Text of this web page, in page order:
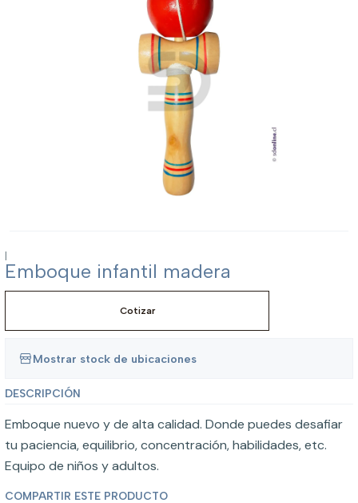
|
Emboque infantil madera
Cotizar
Mostrar stock de ubicaciones
DESCRIPCIÓN
Emboque nuevo y de alta calidad. Donde puedes desafiar
tu paciencia, equilibrio, concentración, habilidades, etc.
Equipo de niños y adultos.
COMPARTIR ESTE PRODUCTO